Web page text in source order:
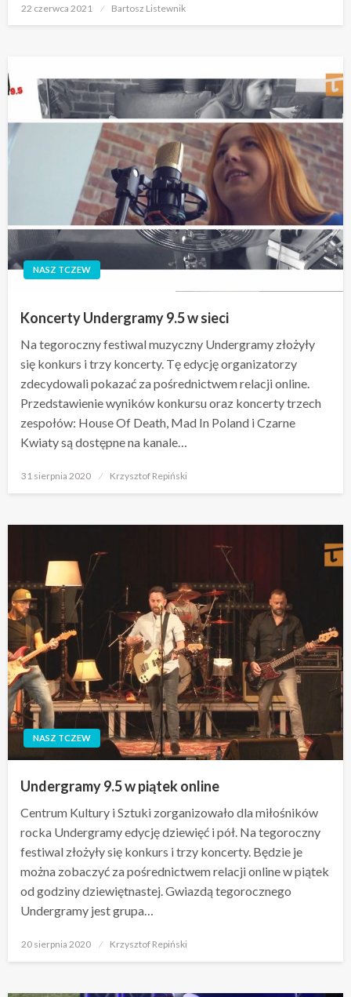
Opublikowane
22 czerwca 2021 Bartosz Listewnik
NASZ TCZEW
Koncerty Undergramy 9.5 w sieci
Na tegoroczny festiwal muzyczny Undergramy złożyły
się konkurs i trzy koncerty. Tę edycję organizatorzy
zdecydowali pokazać za pośrednictwem relacji online.
Przedstawienie wyników konkursu oraz koncerty trzech
zespołów: House Of Death, Mad In Poland i Czarne
Kwiaty są dostępne na kanale…
Opublikowane
31 sierpnia 2020 Krzysztof Repiński
NASZ TCZEW
Undergramy 9.5 w piątek online
Centrum Kultury i Sztuki zorganizowało dla miłośników
rocka Undergramy edycję dziewięć i pół. Na tegoroczny
festiwal złożyły się konkurs i trzy koncerty. Będzie je
można zobaczyć za pośrednictwem relacji online w piątek
od godziny dziewiętnastej. Gwiazdą tegorocznego
Undergramy jest grupa…
Opublikowane
20 sierpnia 2020 Krzysztof Repiński